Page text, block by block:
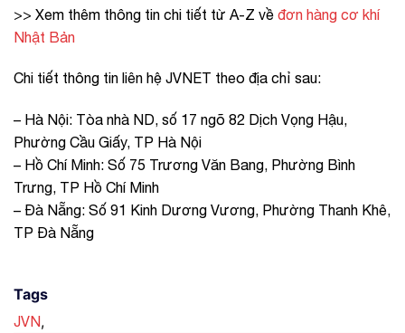
>> Xem thêm thông tin chi tiết từ A-Z về đơn hàng cơ khí
Nhật Bản
Chi tiết thông tin liên hệ JVNET theo địa chỉ sau:
– Hà Nội: Tòa nhà ND, số 17 ngõ 82 Dịch Vọng Hậu,
Phường Cầu Giấy, TP Hà Nội
– Hồ Chí Minh: Số 75 Trương Văn Bang, Phường Bình
Trưng, TP Hồ Chí Minh
– Đà Nẵng: Số 91 Kinh Dương Vương, Phường Thanh Khê,
TP Đà Nẵng
Tags
JVN,